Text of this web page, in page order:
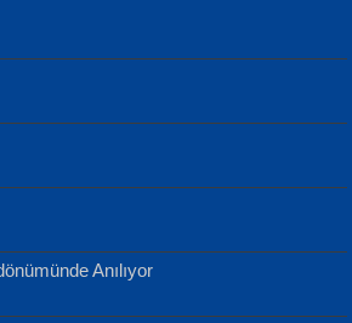
İmtihanı...
Ülkemin
Anılıyor